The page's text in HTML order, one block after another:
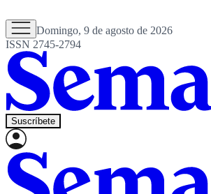
Domingo, 9 de agosto de 2026
ISSN 2745-2794
Suscríbete